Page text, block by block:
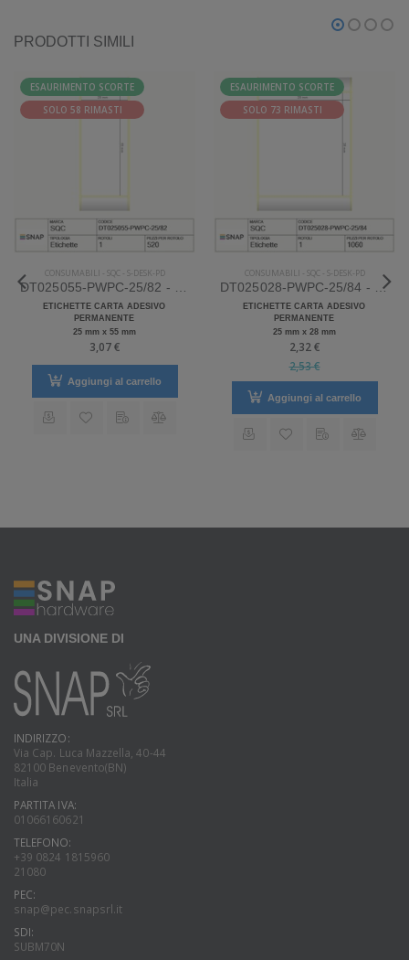
PRODOTTI SIMILI
ESAURIMENTO SCORTE
SOLO 58 RIMASTI
CONSUMABILI - SQC - S-DESK-PD
DT025055-PWPC-25/82 - Etichette SQC S-DESK-PD Carta
ETICHETTE CARTA ADESIVO
PERMANENTE
25 mm x 55 mm
3,07 €
Aggiungi al carrello
ESAURIMENTO SCORTE
SOLO 73 RIMASTI
CONSUMABILI - SQC - S-DESK-PD
DT025028-PWPC-25/84 - Etichette SQC S-DESK-PD Carta
ETICHETTE CARTA ADESIVO
PERMANENTE
25 mm x 28 mm
2,32 €
2,53 €
Aggiungi al carrello
UNA DIVISIONE DI
INDIRIZZO:
Via Cap. Luca Mazzella, 40-44
82100 Benevento(BN)
Italia
PARTITA IVA:
01066160621
TELEFONO:
+39 0824 1815960
21080
PEC:
snap@pec.snapsrl.it
SDI:
SUBM70N